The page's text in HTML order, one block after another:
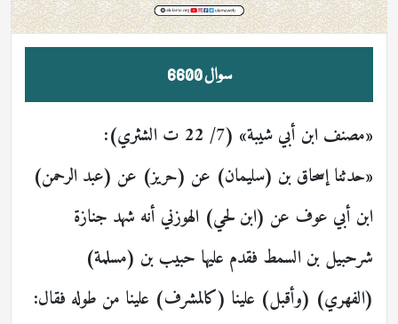
سوال 6600
«مصنف ابن أبي شيبة» (7/ 22 ت الشثري):
«حدثنا إسحاق بن (سليمان) عن (حريز) عن (عبد الرحمن)
ابن أبي عوف عن (ابن لحي) الهوزني أنه شهد جنازة
شرحبيل بن السمط فقدم عليها حبيب بن (مسلمة)
(الفهري) (وأقبل) علينا (كالمشرف) علينا من طوله فقال: